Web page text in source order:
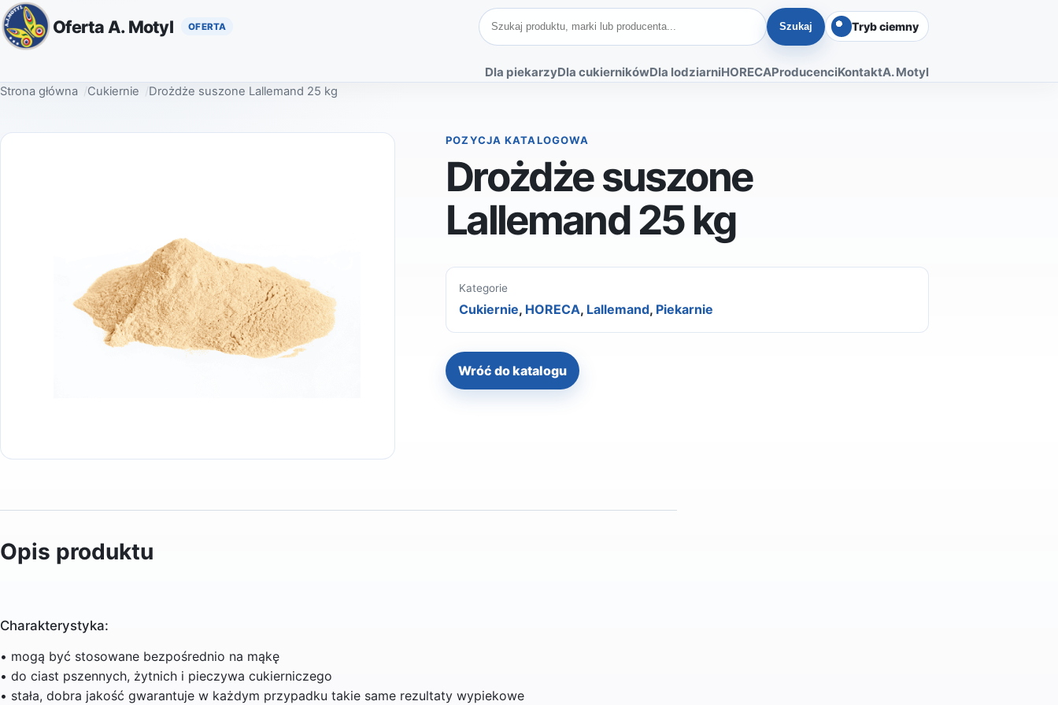
Oferta A. Motyl Szukaj produktów
Szukaj Tryb ciemny
Dla piekarzyDla cukiernikówDla lodziarniHORECAProducenciKontaktA. Motyl
Strona główna Cukiernie Drożdże suszone Lallemand 25 kg
POZYCJA KATALOGOWA
Drożdże suszone
Lallemand 25 kg
Kategorie
Cukiernie, HORECA, Lallemand, Piekarnie
Wróć do katalogu
Opis produktu
Charakterystyka:
• mogą być stosowane bezpośrednio na mąkę
• do ciast pszennych, żytnich i pieczywa cukierniczego
• stała, dobra jakość gwarantuje w każdym przypadku takie same rezultaty wypiekowe